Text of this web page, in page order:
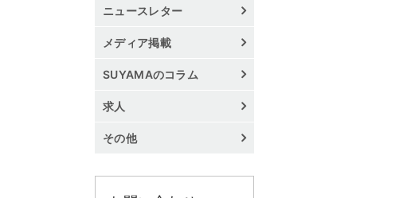
ニュースレター
メディア掲載
SUYAMAのコラム
求人
その他